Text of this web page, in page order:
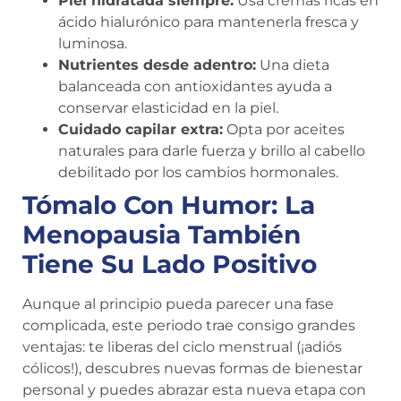
ácido hialurónico para mantenerla fresca y
luminosa.
Nutrientes desde adentro: Una dieta
balanceada con antioxidantes ayuda a
conservar elasticidad en la piel.
Cuidado capilar extra: Opta por aceites
naturales para darle fuerza y brillo al cabello
debilitado por los cambios hormonales.
Tómalo Con Humor: La
Menopausia También
Tiene Su Lado Positivo
Aunque al principio pueda parecer una fase
complicada, este periodo trae consigo grandes
ventajas: te liberas del ciclo menstrual (¡adiós
cólicos!), descubres nuevas formas de bienestar
personal y puedes abrazar esta nueva etapa con